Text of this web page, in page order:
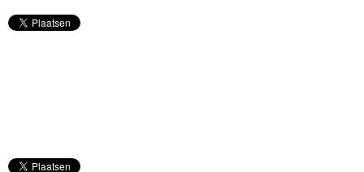
Versterkers (gtr, bas, ak)